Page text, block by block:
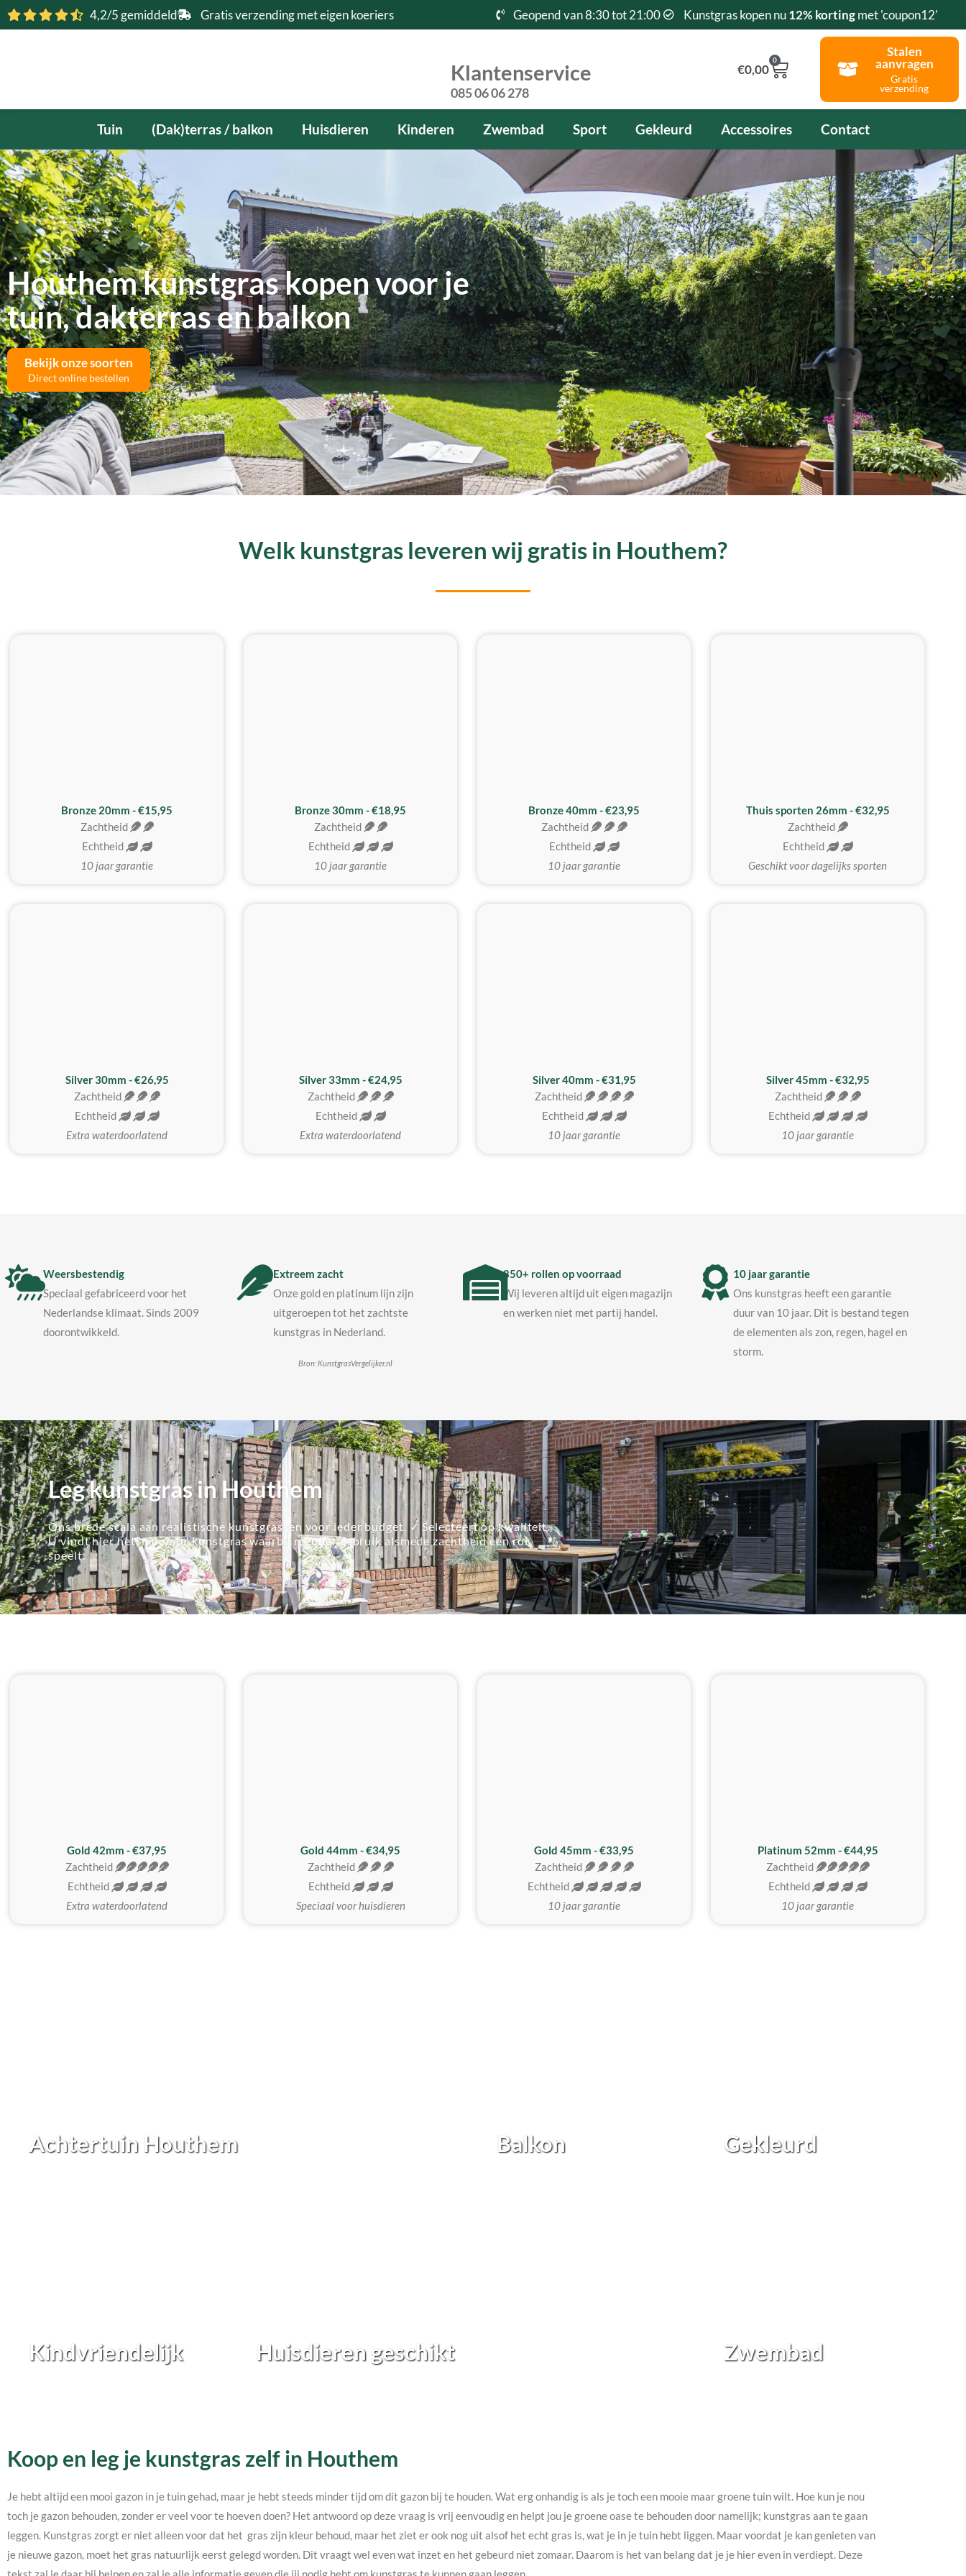
Ga
naar
4,2/5 gemiddeld Gratis verzending met eigen koeriers Geopend van 8:30 tot 21:00 Kunstgras kopen nu12% kortingmet 'coupon12'
Klantenservice
085 06 06 278
€0,00
0
Winkelwagen
Stalen
aanvragen
Gratis
verzending
Tuin (Dak)terras / balkon Huisdieren Kinderen Zwembad Sport Gekleurd Accessoires Contact
Houthem kunstgras kopen voor je
tuin, dakterras en balkon
Bekijk onze soorten
Direct online bestellen
Welk kunstgras leveren wij gratis in Houthem?
Bronze 20mm - €15,95
Zachtheid
Echtheid
10 jaar garantie
Bronze 30mm - €18,95
Zachtheid
Echtheid
10 jaar garantie
Bronze 40mm - €23,95
Zachtheid
Echtheid
10 jaar garantie
Thuis sporten 26mm - €32,95
Zachtheid
Echtheid
Geschikt voor dagelijks sporten
Silver 30mm - €26,95
Zachtheid
Echtheid
Extra waterdoorlatend
Silver 33mm - €24,95
Zachtheid
Echtheid
Extra waterdoorlatend
Silver 40mm - €31,95
Zachtheid
Echtheid
10 jaar garantie
MEEST GEKOZEN
Silver 45mm - €32,95
Zachtheid
Echtheid
10 jaar garantie
Weersbestendig
Speciaal gefabriceerd voor het
Nederlandse klimaat. Sinds 2009
doorontwikkeld.
Extreem zacht
Onze gold en platinum lijn zijn
uitgeroepen tot het zachtste
kunstgras in Nederland.
Bron: KunstgrasVergelijker.nl
850+ rollen op voorraad
Wij leveren altijd uit eigen magazijn
en werken niet met partij handel.
10 jaar garantie
Ons kunstgras heeft een garantie
duur van 10 jaar. Dit is bestand tegen
de elementen als zon, regen, hagel en
storm.
Leg kunstgras in Houthem
Ons brede scala aan realistische kunstgrassen voor ieder budget. ✓ Selecteert op kwaliteit.
U vindt hier het 'mooiste' kunstgras waarbij regulier gebruik alsmede zachtheid een rol
speelt.
Gold 42mm - €37,95
Zachtheid
Echtheid
Extra waterdoorlatend
Gold 44mm - €34,95
Zachtheid
Echtheid
Speciaal voor huisdieren
Gold 45mm - €33,95
Zachtheid
Echtheid
10 jaar garantie
Platinum 52mm - €44,95
Zachtheid
Echtheid
10 jaar garantie
Achtertuin Houthem Balkon Gekleurd
Kindvriendelijk Huisdieren geschikt Zwembad
Koop en leg je kunstgras zelf in Houthem
Je hebt altijd een mooi gazon in je tuin gehad, maar je hebt steeds minder tijd om dit gazon bij te houden. Wat erg onhandig is als je toch een mooie maar groene tuin wilt. Hoe kun je nou
toch je gazon behouden, zonder er veel voor te hoeven doen? Het antwoord op deze vraag is vrij eenvoudig en helpt jou je groene oase te behouden door namelijk; kunstgras aan te gaan
leggen. Kunstgras zorgt er niet alleen voor dat het gras zijn kleur behoud, maar het ziet er ook nog uit alsof het echt gras is, wat je in je tuin hebt liggen. Maar voordat je kan genieten van
je nieuwe gazon, moet het gras natuurlijk eerst gelegd worden. Dit vraagt wel even wat inzet en het gebeurd niet zomaar. Daarom is het van belang dat je je hier even in verdiept. Deze